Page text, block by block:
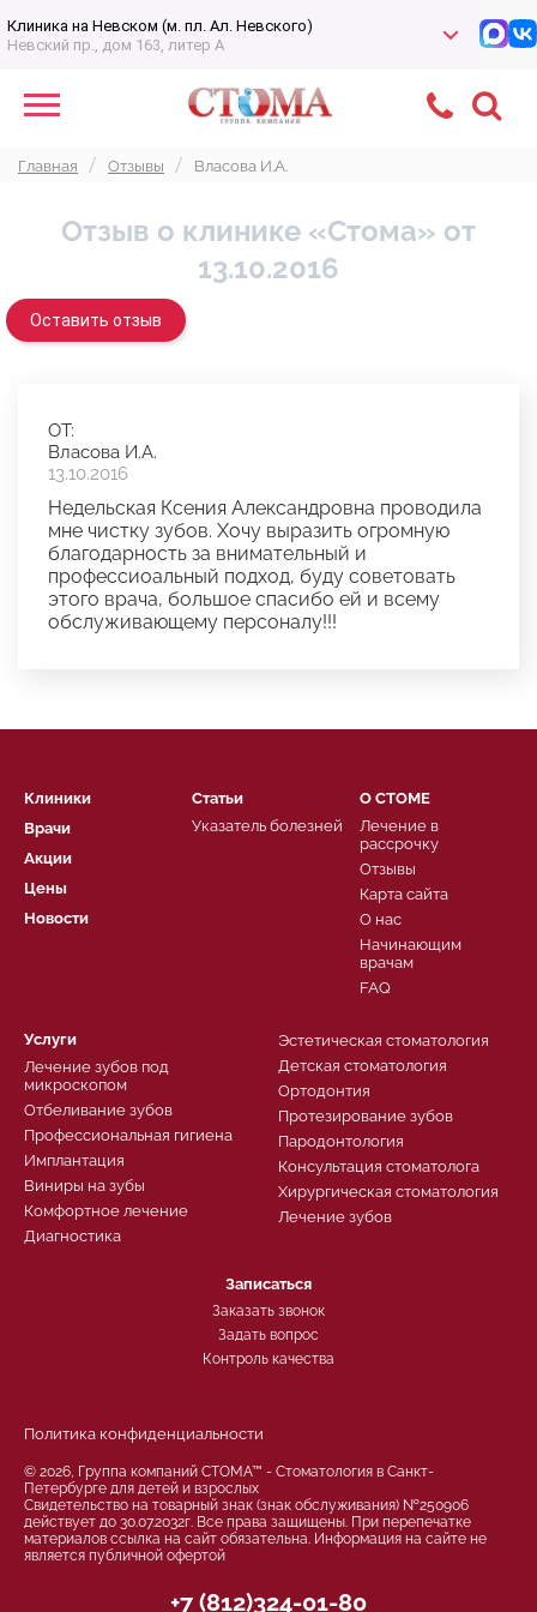
Клиника на Невском (м. пл. Ал. Невского)
Невский пр., дом 163, литер А
Главная Отзывы Власова И.А.
Отзыв о клинике «Стома» от
13.10.2016
Оставить отзыв
ОТ:
Власова И.А.
13.10.2016
Недельская Ксения Александровна проводила
мне чистку зубов. Хочу выразить огромную
благодарность за внимательный и
профессиоальный подход, буду советовать
этого врача, большое спасибо ей и всему
обслуживающему персоналу!!!
Клиники
Врачи
Акции
Цены
Новости
Услуги
Лечение зубов под
микроскопом
Отбеливание зубов
Профессиональная гигиена
Имплантация
Виниры на зубы
Комфортное лечение
Диагностика
Эстетическая стоматология
Детская стоматология
Ортодонтия
Протезирование зубов
Пародонтология
Консультация стоматолога
Хирургическая стоматология
Лечение зубов
О СТОМЕ
Лечение в
рассрочку
Отзывы
Карта сайта
О нас
Начинающим
врачам
FAQ
Статьи
Указатель болезней
Записаться
Заказать звонок
Задать вопрос
Контроль качества
Политика конфиденциальности
© 2026, Группа компаний СТОМА™ - Стоматология в Санкт-
Петербурге для детей и взрослых
Свидетельство на товарный знак (знак обслуживания) №250906
действует до 30.07.2032г. Все права защищены. При перепечатке
материалов ссылка на сайт обязательна. Информация на сайте не
является публичной офертой
+7 (812)324-01-80